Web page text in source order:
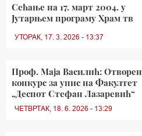
Сећање на 17. март 2004. у
Јутарњем програму Храм тв
УТОРАК, 17. 3. 2026 - 13:37
Проф. Маја Василић: Отворен
конкурс за упис на Факултет
„Деспот Стефан Лазаревић“
ЧЕТВРТАК, 18. 6. 2026 - 13:29